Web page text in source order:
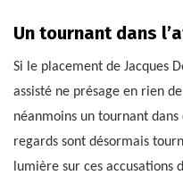
Un tournant dans
Si le placement de Jacques
assisté ne présage en rien
néanmoins un tournant
regards sont désormais
lumière sur ces accusations